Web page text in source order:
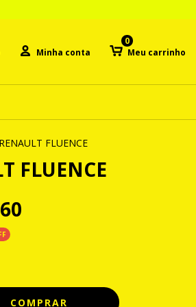
Minha conta Meu carrinho
0
FLUENCE
FLUENCE